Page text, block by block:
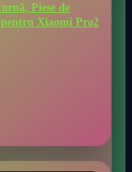
Piese de
Xiaomi Pro2